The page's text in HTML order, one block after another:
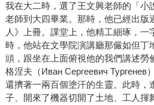
我在大二時，選了王文興老師的「小
老師到大四畢業。那時，他已經出版
人》上冊。課堂上，他精工細琢，一
時，他站在文學院演講廳那儼如但丁
頭，跟坐在上面俯視他的我們講述勞
格涅夫（Иван Сергеевич Тургенев
還擠著一兩百個塗汗的生靈。此時，
子、開來了機器切開了土地、工人揮